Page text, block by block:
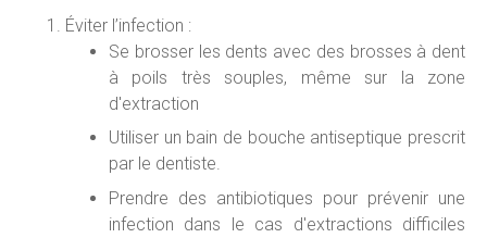
Éviter l’infection :
Se brosser les dents avec des brosses à dent
à poils très souples, même sur la zone
d'extraction
Utiliser un bain de bouche antiseptique prescrit
par le dentiste.
Prendre des antibiotiques pour prévenir une
infection dans le cas d'extractions difficiles